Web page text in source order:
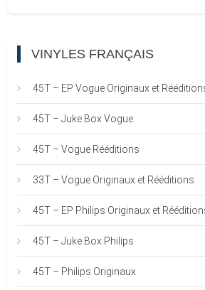
VINYLES FRANÇAIS
45T – EP Vogue Originaux et
45T – Juke Box Vogue
45T – Vogue Rééditions
33T – Vogue Originaux et Rééditions
45T – EP Philips Originaux et
45T – Juke Box Philips
45T – Philips Originaux